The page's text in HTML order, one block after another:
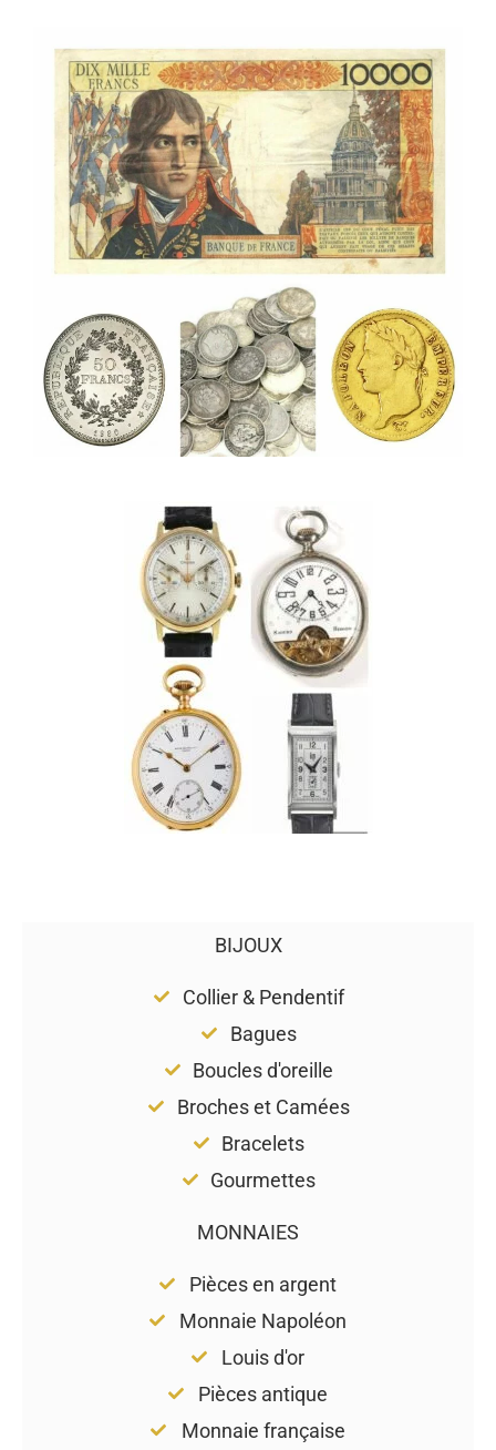
BIJOUX
Collier & Pendentif
Bagues
Boucles d'oreille
Broches et Camées
Bracelets
Gourmettes
MONNAIES
Pièces en argent
Monnaie Napoléon
Louis d'or
Pièces antique
Monnaie française